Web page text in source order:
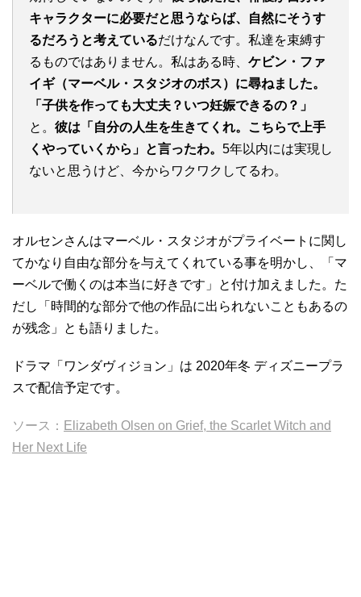
キャラクターに必要だと思うならば、自然にそうす
るだろうと考えているだけなんです。私達を束縛す
るものではありません。私はある時、 ケビン・ファ
イギ（マーベル・スタジオのボス）に尋ねました。
「子供を作っても大丈夫？いつ妊娠できるの？」
と。 彼は「自分の人生を生きてくれ。こちらで上手
くやっていくから」と言ったわ。 5年以内には実現し
ないと思うけど、今からワクワクしてるわ。
オルセンさんはマーベル・スタジオがプライベートに関し
てかなり自由な部分を与えてくれている事を明かし、「マ
ーベルで働くのは本当に好きです」と付け加えました。た
だし「時間的な部分で他の作品に出られないこともあるの
が残念」とも語りました。
ドラマ「ワンダヴィジョン」は 2020年冬 ディズニープラ
スで配信予定です。
ソース：
Elizabeth Olsen on Grief, the Scarlet Witch and
Her Next Life